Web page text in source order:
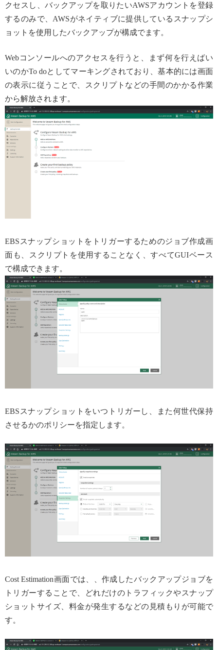
クセスし、バックアップを取りたいAWSアカウントを登録
するのみで、AWSがネイティブに提供しているスナップシ
ョットを使用したバックアップが構成でます。
Webコンソールへのアクセスを行うと、まず何を行えばい
いのかTo doとしてマーキングされており、基本的には画面
の表示に従うことで、スクリプトなどの手間のかかる作業
から解放されます。
EBSスナップショットをトリガーするためのジョブ作成画
面も、スクリプトを使用することなく、すべてGUIベース
で構成できます。
EBSスナップショットをいつトリガーし、また何世代保持
させるかのポリシーを指定します。
Cost Estimation画面では、、作成したバックアップジョブを
トリガーすることで、どれだけのトラフィックやスナップ
ショットサイズ、料金が発生するなどの見積もりが可能で
す。